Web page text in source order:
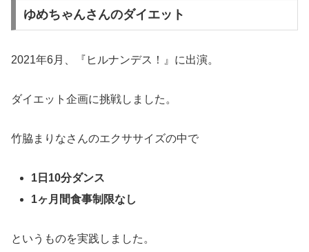
ゆめちゃんさんのダイエット
2021年6月、『ヒルナンデス！』に出演。
ダイエット企画に挑戦しました。
竹脇まりなさんのエクササイズの中で
1日10分ダンス
1ヶ月間食事制限なし
というものを実践しました。